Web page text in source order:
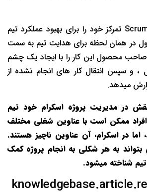
در حالی که ScrumMaster تمرکز خود را برای بهبود عملکرد تیم
در همان لحظه برای هدایت تیم به سمت
محصول این کار را با ایجاد یک چشم
، و سپس انتقال کار های انجام نشده از
میدهد.
در مدیریت پروژه اسکرام خود تیم
ممکن است با عناوین شغلی مختلف
اما در اسکرام، آن عناوین ناچیز هستند.
به هر شکلی به انجام پروژه کمک
شناخته میشود.